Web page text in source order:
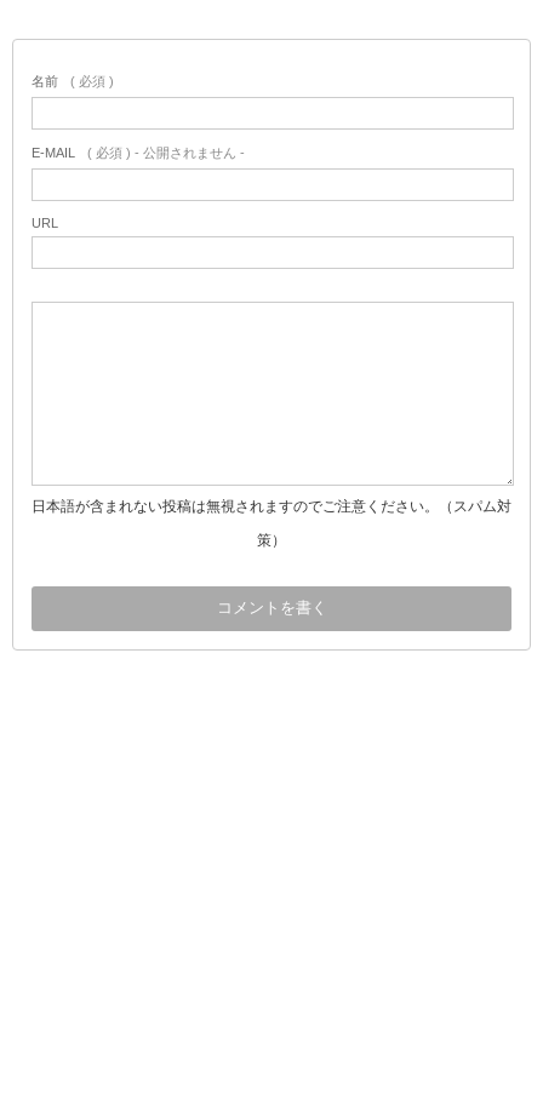
名前 ( 必須 )
E-MAIL ( 必須 ) - 公開されません -
URL
日本語が含まれない投稿は無視されますのでご注意ください。（スパム対
策）